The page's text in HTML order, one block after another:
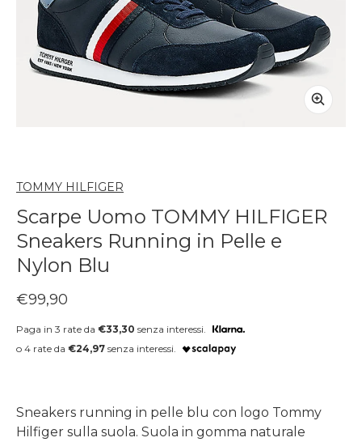
TOMMY HILFIGER
Scarpe Uomo TOMMY HILFIGER
Sneakers Running in Pelle e
Nylon Blu
Prezzo regolare
€99,90
Paga in 3 rate da €33,30 senza interessi.
o 4 rate da €24,97 senza interessi.
Sneakers running in pelle blu con logo Tommy
Hilfiger sulla suola. Suola in gomma naturale